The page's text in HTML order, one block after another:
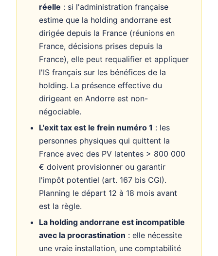
réelle : si l'administration française
estime que la holding andorrane est
dirigée depuis la France (réunions en
France, décisions prises depuis la
France), elle peut requalifier et appliquer
l'IS français sur les bénéfices de la
holding. La présence effective du
dirigeant en Andorre est non-
négociable.
L'exit tax est le frein numéro 1 : les
personnes physiques qui quittent la
France avec des PV latentes > 800 000
€ doivent provisionner ou garantir
l'impôt potentiel (art. 167 bis CGI).
Planning le départ 12 à 18 mois avant
est la règle.
La holding andorrane est incompatible
avec la procrastination : elle nécessite
une vraie installation, une comptabilité